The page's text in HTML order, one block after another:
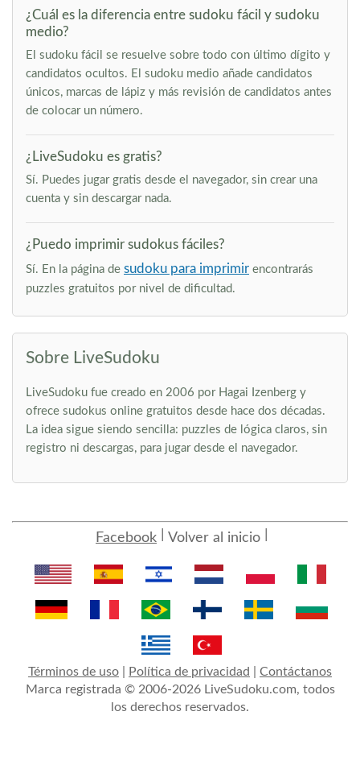
¿Cuál es la diferencia entre sudoku fácil y sudoku
medio?
El sudoku fácil se resuelve sobre todo con último dígito y
candidatos ocultos. El sudoku medio añade candidatos
únicos, marcas de lápiz y más revisión de candidatos antes
de colocar un número.
¿LiveSudoku es gratis?
Sí. Puedes jugar gratis desde el navegador, sin crear una
cuenta y sin descargar nada.
¿Puedo imprimir sudokus fáciles?
Sí. En la página de sudoku para imprimir encontrarás
puzzles gratuitos por nivel de dificultad.
Sobre LiveSudoku
LiveSudoku fue creado en 2006 por Hagai Izenberg y
ofrece sudokus online gratuitos desde hace dos décadas.
La idea sigue siendo sencilla: puzzles de lógica claros, sin
registro ni descargas, para jugar desde el navegador.
Facebook Volver al inicio
Términos de uso Política de privacidad
Contáctanos
Marca registrada © 2006-2026 LiveSudoku.com, todos
los derechos reservados.